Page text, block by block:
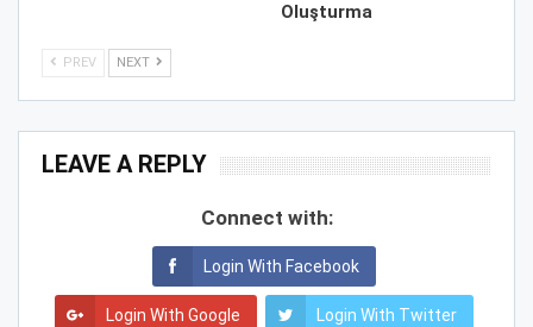
Oluşturma
PREV NEXT
LEAVE A REPLY
Connect with:
Login With Facebook
Login With Google Login With Twitter